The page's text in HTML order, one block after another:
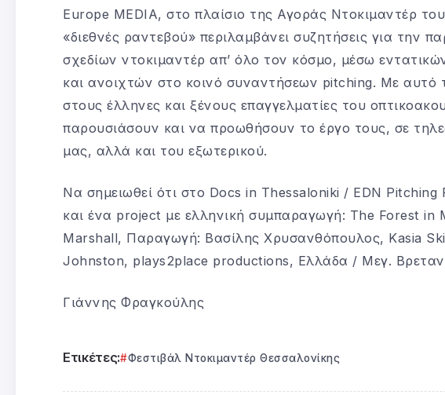
Europe ΜEDIA, στο πλαίσιο της Αγοράς Ντοκιμαντέρ
«διεθνές ραντεβού» περιλαμβάνει συζητήσεις για την
σχεδίων ντοκιμαντέρ απ’ όλο τον κόσμο, μέσω
και ανοιχτών στο κοινό συναντήσεων pitching. Με αυτό
στους έλληνες και ξένους επαγγελματίες του
παρουσιάσουν και να προωθήσουν το έργο τους, σε
μας, αλλά και του εξωτερικού.
Να σημειωθεί ότι στο Docs in Thessaloniki / EDN Pitching
και ένα project με ελληνική συμπαραγωγή: The Forest in
Marshall, Παραγωγή: Βασίλης Χρυσανθόπουλος, Kasia
Johnston, plays2place productions, Ελλάδα / Μεγ.
Γιάννης Φραγκούλης
Ετικέτες: Φεστιβάλ Ντοκιμαντέρ Θεσσαλονίκης